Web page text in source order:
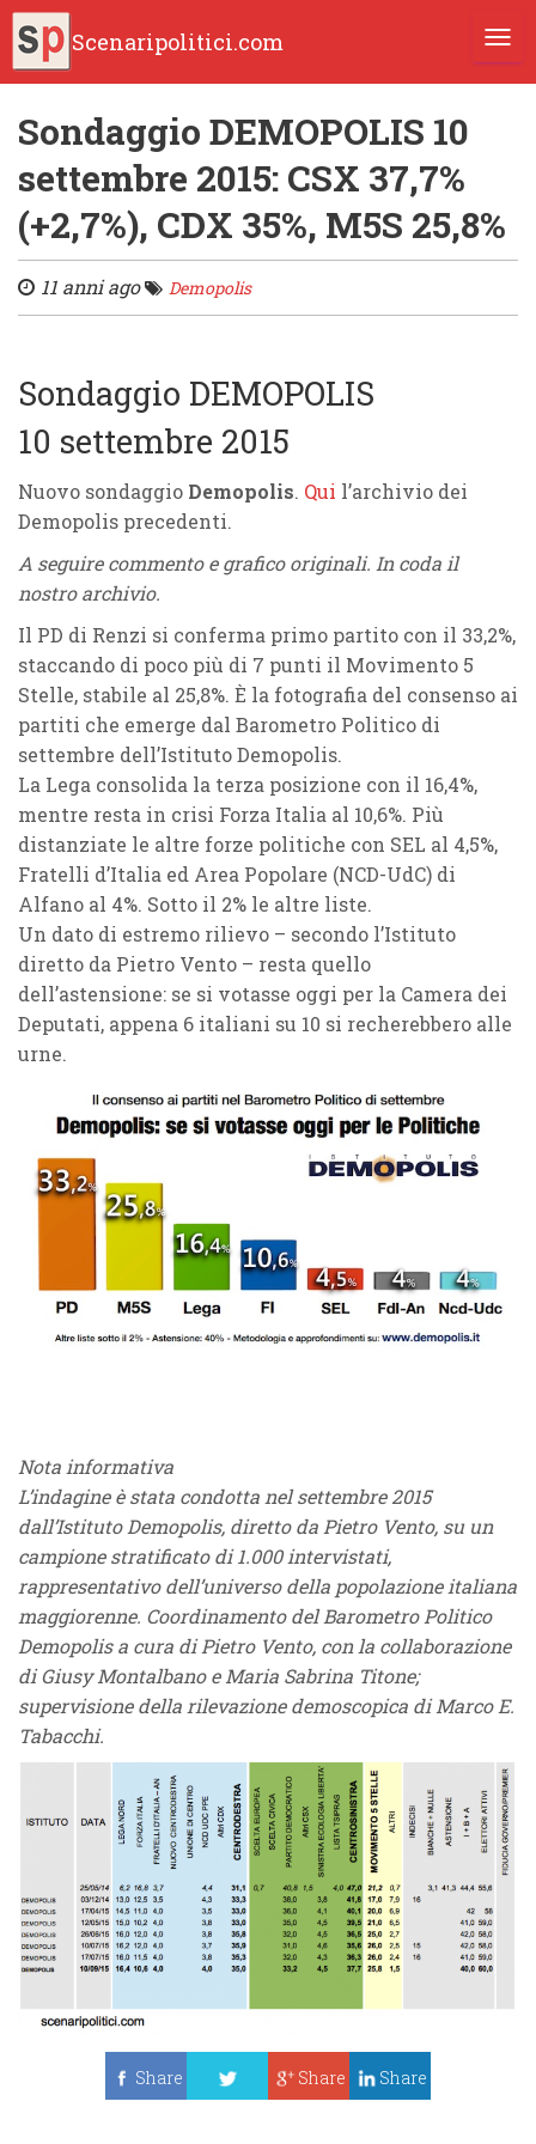
Scenaripolitici.com
Sondaggio DEMOPOLIS 10
settembre 2015: CSX 37,7%
(+2,7%), CDX 35%, M5S 25,8%
11 anni ago Demopolis
Sondaggio DEMOPOLIS
10 settembre 2015
Nuovo sondaggio Demopolis. Qui l’archivio dei
Demopolis precedenti.
A seguire commento e grafico originali. In coda il
nostro archivio.
Il PD di Renzi si conferma primo partito con il 33,2%,
staccando di poco più di 7 punti il Movimento 5
Stelle, stabile al 25,8%. È la fotografia del consenso ai
partiti che emerge dal Barometro Politico di
settembre dell’Istituto Demopolis.
La Lega consolida la terza posizione con il 16,4%,
mentre resta in crisi Forza Italia al 10,6%. Più
distanziate le altre forze politiche con SEL al 4,5%,
Fratelli d’Italia ed Area Popolare (NCD-UdC) di
Alfano al 4%. Sotto il 2% le altre liste.
Un dato di estremo rilievo – secondo l’Istituto
diretto da Pietro Vento – resta quello
dell’astensione: se si votasse oggi per la Camera dei
Deputati, appena 6 italiani su 10 si recherebbero alle
urne.
Nota informativa
L’indagine è stata condotta nel settembre 2015
dall’Istituto Demopolis, diretto da Pietro Vento, su un
campione stratificato di 1.000 intervistati,
rappresentativo dell’universo della popolazione italiana
maggiorenne. Coordinamento del Barometro Politico
Demopolis a cura di Pietro Vento, con la collaborazione
di Giusy Montalbano e Maria Sabrina Titone;
supervisione della rilevazione demoscopica di Marco E.
Tabacchi.
Share
Share Share